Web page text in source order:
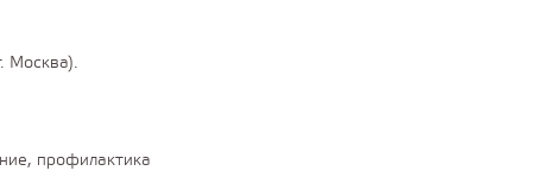
Москва).
профилактика